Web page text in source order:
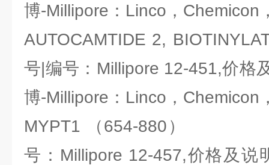
博-Millipore：Linco，Chemicon
AUTOCAMTIDE 2,
号|编号：Millipore 12-451,价格
博-Millipore：Linco，Chemicon
MYPT1 （654-880）
号：Millipore 12-457,价格及说